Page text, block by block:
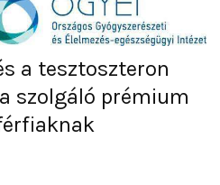
out
of
5
a tesztoszteron
szolgáló prémium